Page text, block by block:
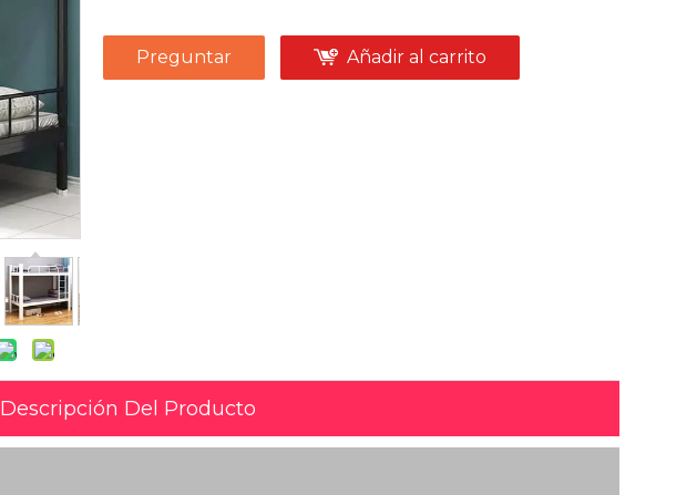
Preguntar Añadir al carrito
Descripción Del Producto